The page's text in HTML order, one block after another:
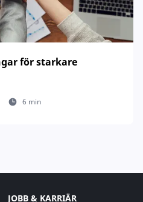
för starkare
6 min
JOBB & KARRIÄR